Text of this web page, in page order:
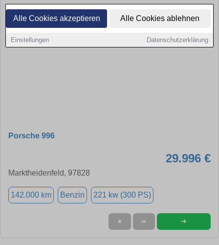
Alle Cookies akzeptieren Alle Cookies ablehnen
Einstellungen Datenschutzerklärung
Porsche 996
29.996 €
Marktheidenfeld, 97828
142.000 km Benzin 221 kw (300 PS)
★ ➦ ➜